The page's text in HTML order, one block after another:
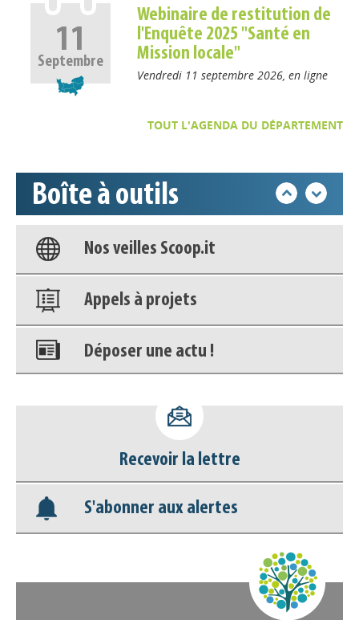
Enquête de la Région sur la
maturité numérique des
structures de formation
normandes : plus que
répondre !
Normandie lance une enquête auprès des structures de
formation normandes. Réponses attendues pour le 1er
octobre.
11
Septembre
Webinaire de restitution de
l'Enquête 2025 "Santé en
Mission locale"
Vendredi 11 septembre 2026, en ligne
TOUT L'AGENDA DU DÉPARTEMENT
Boîte à outils
Appels à projets
Déposer une actu !
Accéder à son compte - (Se
Base documentaire
Nos veilles Scoop.it
Appels à projets
Déposer une actu !
déconnecter)
Base documentaire
Nos veilles Scoop.it
Recevoir la lettre
S'abonner aux alertes